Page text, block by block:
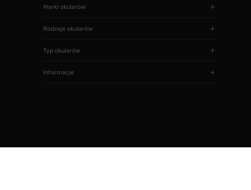
Marki okularów
Rodzaje okularów
Typ okularów
Informacje